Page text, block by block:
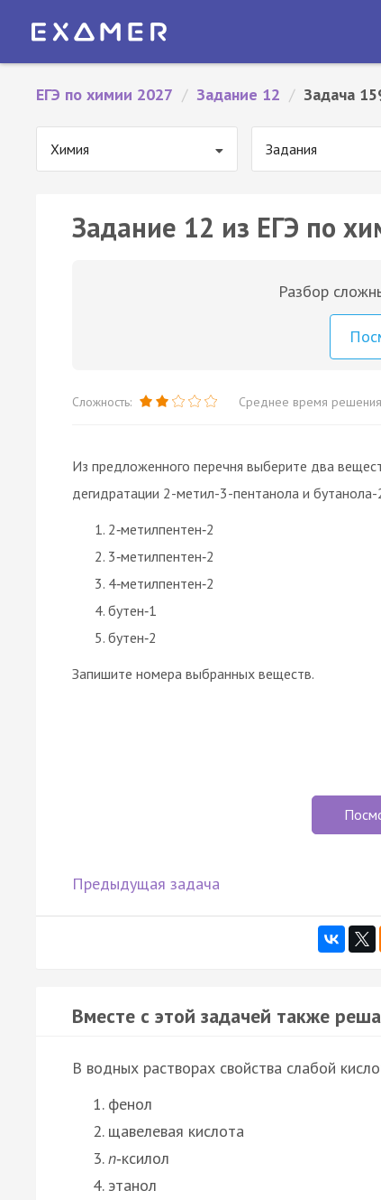
ЕГЭ по химии 2027 / Задание 12 / Задача
Химия Задания
Задание 12 из ЕГЭ по
Разбор
Сложность: Среднее время
Из предложенного перечня выберите два
дегидратации 2-метил-3-пентанола и бутанола-
2‑метилпентен‑2
3‑метилпентен‑2
4‑метилпентен‑2
бутен‑1
бутен‑2
Запишите номера выбранных веществ.
Предыдущая задача
Вместе с этой задачей также
В водных растворах свойства слабой
фенол
щавелевая кислота
п‑ксилол
этанол